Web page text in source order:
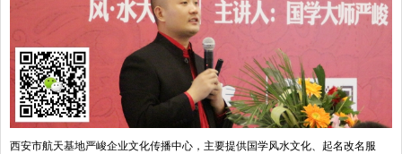
西安市航天基地严峻企业文化传播中心，主要提供国学风水文化、起名改名服